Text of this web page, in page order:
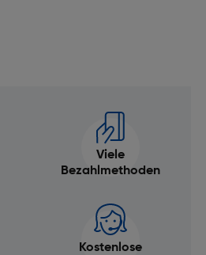
Viele
Bezahlmethoden
Kostenlose